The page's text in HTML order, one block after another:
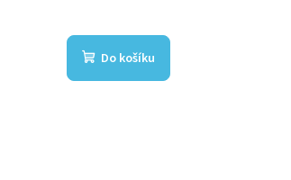
Do košíku